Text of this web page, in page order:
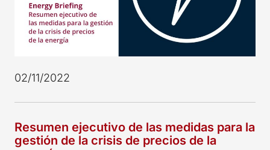
02/11/2022
Resumen ejecutivo de las medidas para la
gestión de la crisis de precios de la